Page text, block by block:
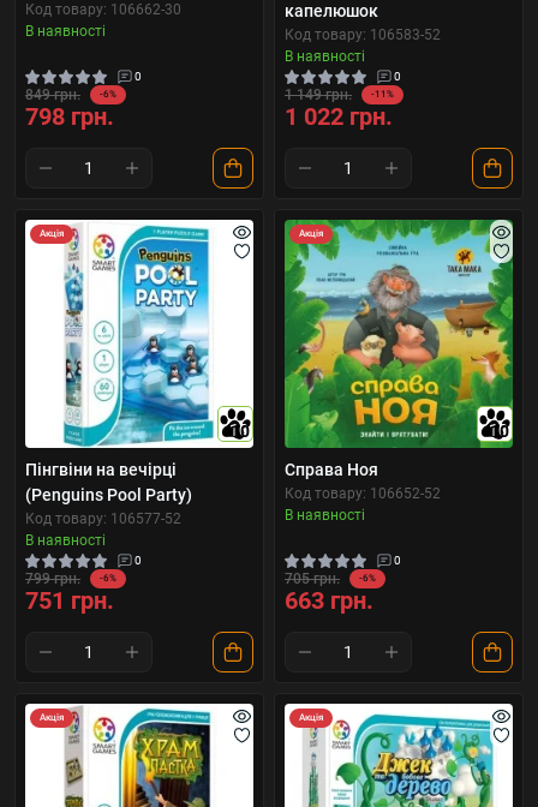
Код товару: 106662-30
В наявності
0
849 грн. -6%
798 грн.
капелюшок
Код товару: 106583-52
В наявності
0
1 149 грн. -11%
1 022 грн.
Акція
10
Пінгвіни на вечірці
(Penguins Pool Party)
Код товару: 106577-52
В наявності
0
799 грн. -6%
751 грн.
Акція
10
Справа Ноя
Код товару: 106652-52
В наявності
0
705 грн. -6%
663 грн.
Акція Акція